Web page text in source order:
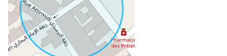
desservi, proche des
commodités, écoles et
transports.